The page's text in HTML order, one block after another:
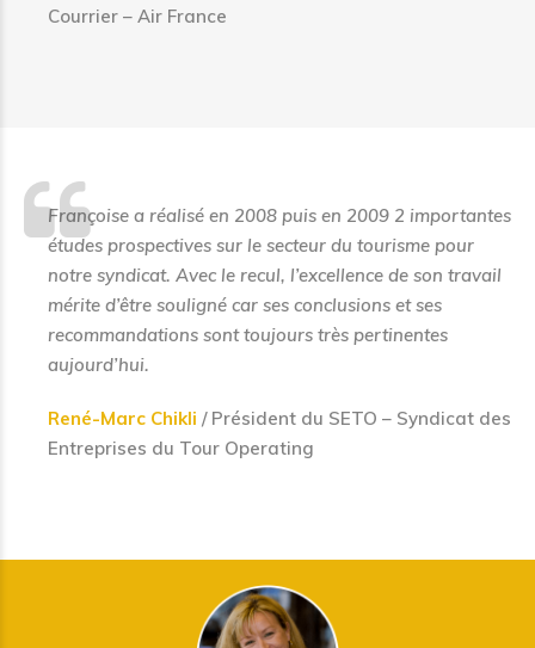
Courrier – Air France
Françoise a réalisé en 2008 puis en 2009 2 importantes
études prospectives sur le secteur du tourisme pour
notre syndicat. Avec le recul, l’excellence de son travail
mérite d’être souligné car ses conclusions et ses
recommandations sont toujours très pertinentes
aujourd’hui.
René-Marc Chikli / Président du SETO – Syndicat des
Entreprises du Tour Operating